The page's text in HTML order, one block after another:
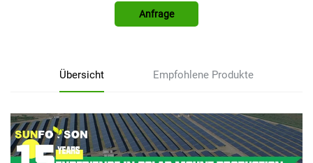
Anfrage
Übersicht Empfohlene Produkte